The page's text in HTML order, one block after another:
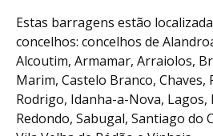
Estas barragens estão
concelhos: concelhos de
Alcoutim, Armamar, Arraiolos,
Marim, Castelo Branco, Chaves,
Rodrigo, Idanha-a-Nova,
Redondo, Sabugal, Santiago do